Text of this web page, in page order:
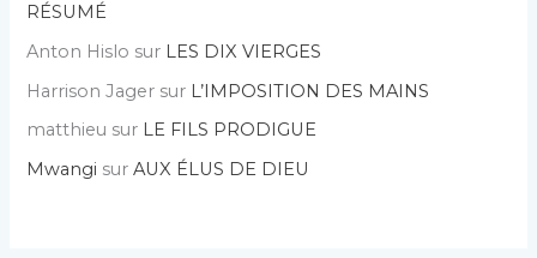
RÉSUMÉ
Anton Hislo sur LES DIX VIERGES
Harrison Jager sur L’IMPOSITION DES MAINS
matthieu sur LE FILS PRODIGUE
Mwangi surAUX ÉLUS DE DIEU